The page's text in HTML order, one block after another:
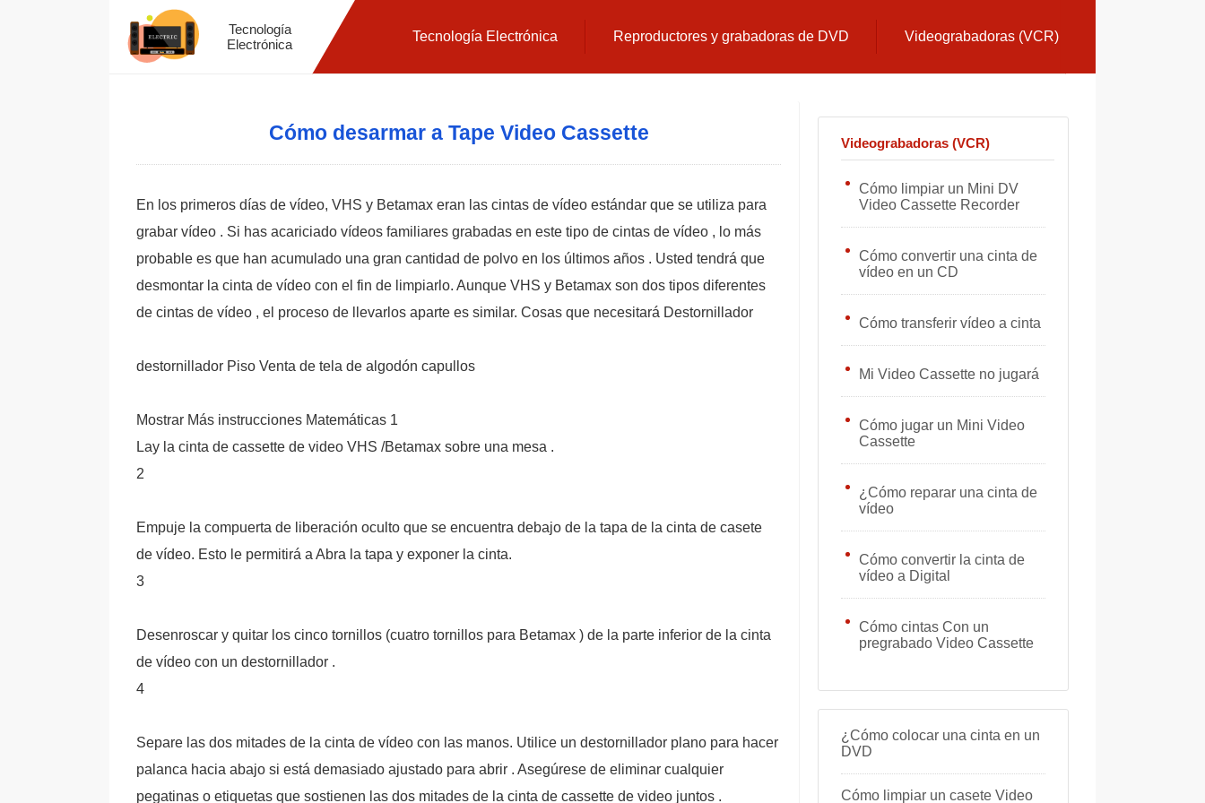
Tecnología
Electrónica
Tecnología Electrónica Reproductores y grabadoras de DVD Videograbadoras (VCR)
Cómo desarmar a Tape Video Cassette
En los primeros días de vídeo, VHS y Betamax eran las cintas de vídeo estándar que se utiliza para
grabar vídeo . Si has acariciado vídeos familiares grabadas en este tipo de cintas de vídeo , lo más
probable es que han acumulado una gran cantidad de polvo en los últimos años . Usted tendrá que
desmontar la cinta de vídeo con el fin de limpiarlo. Aunque VHS y Betamax son dos tipos diferentes
de cintas de vídeo , el proceso de llevarlos aparte es similar. Cosas que necesitará Destornillador
destornillador Piso Venta de tela de algodón capullos
Mostrar Más instrucciones Matemáticas 1
Lay la cinta de cassette de video VHS /Betamax sobre una mesa .
2
Empuje la compuerta de liberación oculto que se encuentra debajo de la tapa de la cinta de casete
de vídeo. Esto le permitirá a Abra la tapa y exponer la cinta.
3
Desenroscar y quitar los cinco tornillos (cuatro tornillos para Betamax ) de la parte inferior de la cinta
de vídeo con un destornillador .
4
Separe las dos mitades de la cinta de vídeo con las manos. Utilice un destornillador plano para hacer
palanca hacia abajo si está demasiado ajustado para abrir . Asegúrese de eliminar cualquier
pegatinas o etiquetas que sostienen las dos mitades de la cinta de cassette de video juntos .
Videograbadoras (VCR)
Cómo limpiar un Mini DV
Video Cassette Recorder
Cómo convertir una cinta de
vídeo en un CD
Cómo transferir vídeo a cinta
Mi Video Cassette no jugará
Cómo jugar un Mini Video
Cassette
¿Cómo reparar una cinta de
vídeo
Cómo convertir la cinta de
vídeo a Digital
Cómo cintas Con un
pregrabado Video Cassette
¿Cómo colocar una cinta en un
DVD
Cómo limpiar un casete Video